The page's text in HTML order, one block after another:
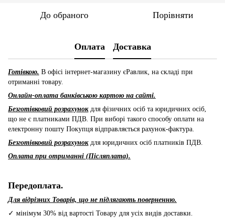
До обраного Порівняти
Оплата Доставка
Готівкою. В офісі інтернет-магазину єРавлик, на складі при
отриманні товару.
Онлайн-оплата банківською картою на сайті.
Безготівковий розрахунокдля фізичних осіб та юридичних осіб,
що не є платниками ПДВ. При виборі такого способу оплати на
електронну пошту Покупця відправляється рахунок-фактура.
Безготівковий розрахунокдля юридичних осіб платників ПДВ.
Оплата при отриманні (Післяплата).
Передоплата.
Для відрізних Товарів, що не підлягають поверненню.
✓ мінімум 30% від вартості Товару для усіх видів доставки.